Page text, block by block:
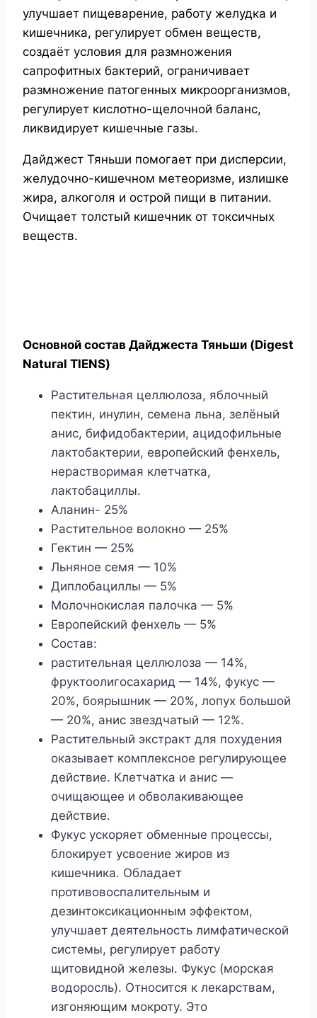
улучшает пищеварение, работу желудка и
кишечника, регулирует обмен веществ,
создаёт условия для размножения
сапрофитных бактерий, ограничивает
размножение патогенных микроорганизмов,
регулирует кислотно-щелочной баланс,
ликвидирует кишечные газы.
Дайджест Тяньши помогает при дисперсии,
желудочно-кишечном метеоризме, излишке
жира, алкоголя и острой пищи в питании.
Очищает толстый кишечник от токсичных
веществ.
Основной состав Дайджеста Тяньши (Digest
Natural TIENS)
Растительная целлюлоза, яблочный
пектин, инулин, семена льна, зелёный
анис, бифидобактерии, ацидофильные
лактобактерии, европейский фенхель,
нерастворимая клетчатка,
лактобациллы.
Аланин- 25%
Растительное волокно — 25%
Гектин — 25%
Льняное семя — 10%
Диплобациллы — 5%
Молочнокислая палочка — 5%
Европейский фенхель — 5%
Состав:
растительная целлюлоза — 14%,
фруктоолигосахарид — 14%, фукус —
20%, боярышник — 20%, лопух большой
— 20%, анис звездчатый — 12%.
Растительный экстракт для похудения
оказывает комплексное регулирующее
действие. Клетчатка и анис —
очищающее и обволакивающее
действие.
Фукус ускоряет обменные процессы,
блокирует усвоение жиров из
кишечника. Обладает
противовоспалительным и
дезинтоксикационным эффектом,
улучшает деятельность лимфатической
системы, регулирует работу
щитовидной железы. Фукус (морская
водоросль). Относится к лекарствам,
изгоняющим мокроту. Это